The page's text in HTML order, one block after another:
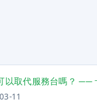
以取代服務台嗎？ ──
11